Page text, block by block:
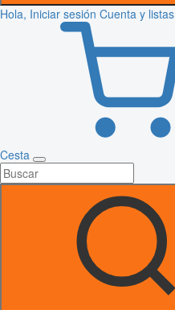
Hola, Iniciar sesión Cuenta y listas
Cesta